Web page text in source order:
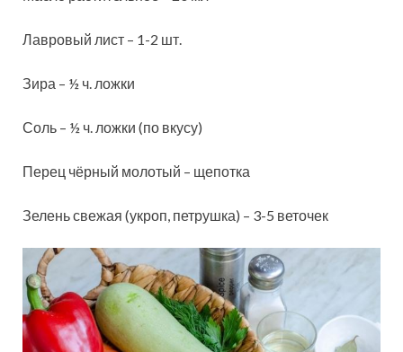
Лавровый лист – 1-2 шт.
Зира – ½ ч. ложки
Соль – ½ ч. ложки (по вкусу)
Перец чёрный молотый – щепотка
Зелень свежая (укроп, петрушка) – 3-5 веточек